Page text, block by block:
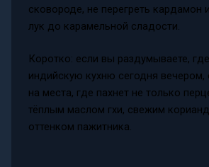
сковороде, не перегреть кардамон
лук до карамельной сладости.
Коротко: если вы раздумываете,
индийскую кухню сегодня вечером,
на места, где пахнет не только
тёплым маслом гхи, свежим
оттенком пажитника.